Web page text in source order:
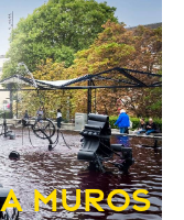
Muros